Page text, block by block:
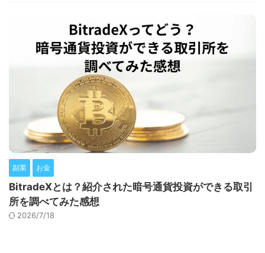
副業 お金
BitradeXとは？紹介された暗号通貨投資ができる取引
所を調べてみた感想
2026/7/18